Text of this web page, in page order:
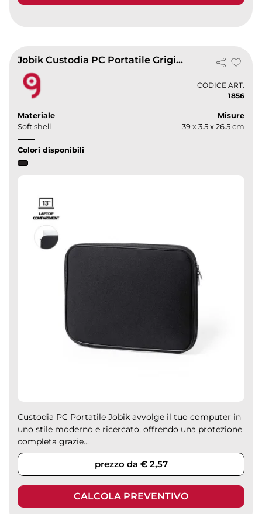
Jobik Custodia PC Portatile Grigia, Imbottita e Impermeabile 15"
CODICE ART.
1856
Materiale
Soft shell
Misure
39 x 3.5 x 26.5 cm
Colori disponibili
Custodia PC Portatile Jobik avvolge il tuo computer in
uno stile moderno e ricercato, offrendo una protezione
completa grazie...
prezzo da € 2,57
CALCOLA PREVENTIVO